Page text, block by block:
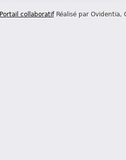
Portail collaboratifRéalisé par Ovidentia,